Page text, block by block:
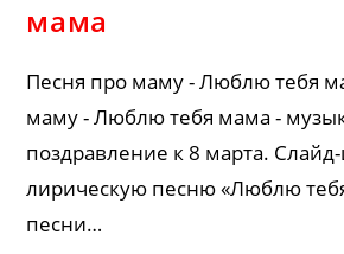
мама
Песня про маму - Люблю тебя
маму - Люблю тебя мама -
поздравление к 8 марта.
лирическую песню «Люблю
песни…